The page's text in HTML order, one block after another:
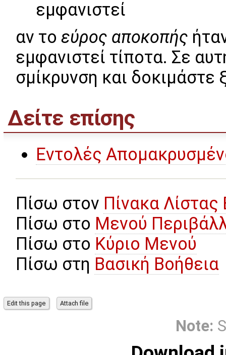
εμφανιστεί
αν το εύρος αποκοπής
εμφανιστεί τίποτα. Σε
σμίκρυνση και δοκιμάστε
Δείτε επίσης
Εντολές
Πίσω στον Πίνακα
Πίσω στο Μενού
Πίσω στο Κύριο Μενού
Πίσω στη Βασική Βοήθεια
Note: